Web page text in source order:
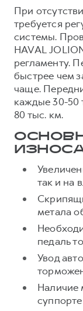
POER
от 3 449 000 ₽
Для малого
Крупным
Система
Сервис для
HAVAL Лизинг
Коллекция
Коллекция
Коллекция
Мобильное
Программа
Руководства
Подписки
Коллекция
Коллекция
При
требуется
системы.
HAVAL
регламенту.
быстрее чем
чаще.
каждые 30-50
80 тыс. км.
так и на
метала
педаль
Увод
Наличие